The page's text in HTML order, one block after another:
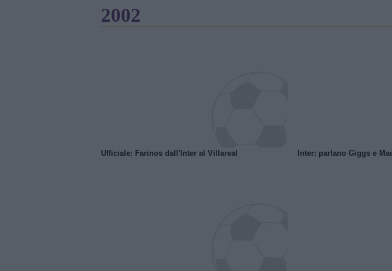
2002
Ufficiale: Farinos dall'Inter al Villareal Inter: parlano Giggs e